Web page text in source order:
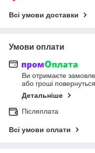
Всі умови доставки
Умови оплати
Ви отримаєте
або гроші
Детальніше
Післяплата
Всі умови оплати